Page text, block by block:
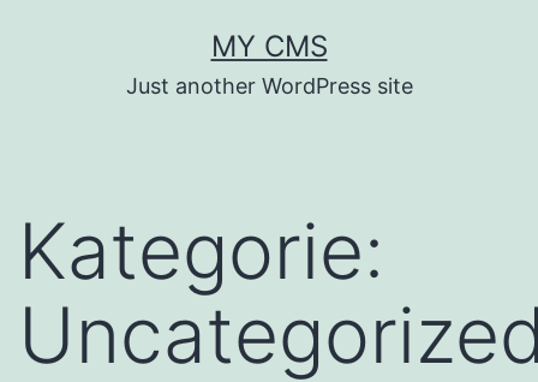
MY CMS
Just another WordPress site
Kategorie: